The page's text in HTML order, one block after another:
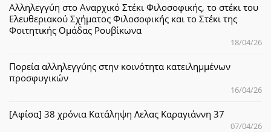
Αλληλεγγύη στο Αναρχικό Στέκι Φιλοσοφικής, το στέκι του
Ελευθεριακού Σχήματος Φιλοσοφικής και το Στέκι της
Φοιτητικής Ομάδας Ρουβίκωνα
18/04/26
Πορεία αλληλεγγύης στην κοινότητα κατειλημμένων
προσφυγικών
16/04/26
[Αφίσα] 38 χρόνια Κατάληψη Λελας Καραγιάννη 37
07/04/26